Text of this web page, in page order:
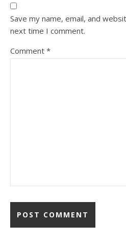
Save my name, email, and
next time I comment.
Comment *